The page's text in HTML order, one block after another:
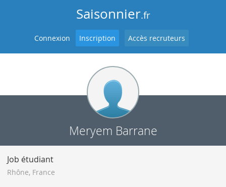
Saisonnier.fr
Connexion Inscription Accès recruteurs
Meryem Barrane
Job étudiant
Rhône, France